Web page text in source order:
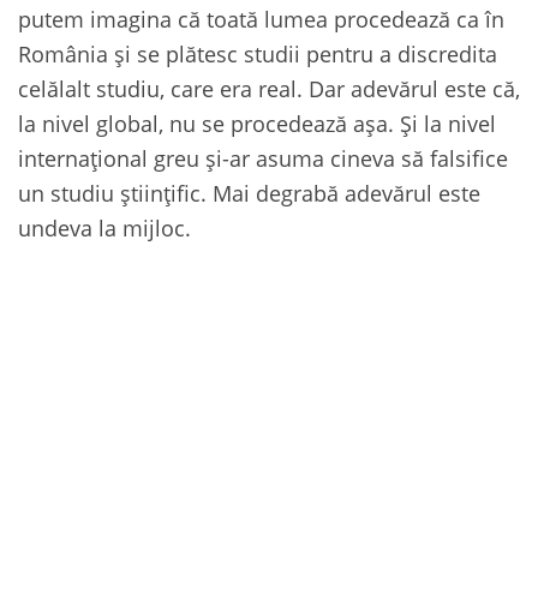
putem imagina că toată lumea procedează ca în
România și se plătesc studii pentru a discredita
celălalt studiu, care era real. Dar adevărul este că,
la nivel global, nu se procedează așa. Și la nivel
internațional greu și-ar asuma cineva să falsifice
un studiu științific. Mai degrabă adevărul este
undeva la mijloc.